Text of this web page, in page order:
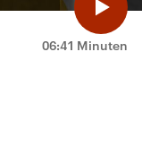
06:41 Minuten